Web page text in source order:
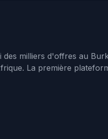
milliers d'offres au
La première